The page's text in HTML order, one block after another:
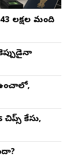
43 లక్షల మంది
చిప్స్‌ కేసు,